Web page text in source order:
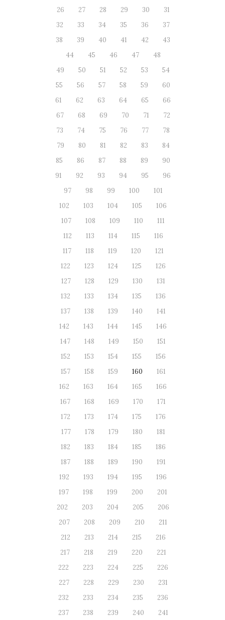
26
27 28 29 30
31
32
33 34 35 36
37
38
39 40 41 42
43
44
45 46 47
48
49
50 51 52 53
54
55
56 57 58 59
60
61
62 63 64 65
66
67
68 69 70 71
72
73
74 75 76 77
78
79
80 81 82 83
84
85
86 87 88 89
90
91
92 93 94 95
96
97
98 99 100
101
102
103 104 105
106
107
108 109 110
111
112
113 114 115
116
117
118 119 120
121
122
123 124 125
126
127
128 129 130
131
132
133 134 135
136
137
138 139 140
141
142
143 144 145
146
147
148 149 150
151
152
153 154 155
156
157
158 159 160
161
162
163 164 165
166
167
168 169 170
171
172
173 174 175
176
177
178 179 180
181
182
183 184 185
186
187
188 189 190
191
192
193 194 195
196
197
198 199 200
201
202
203 204 205
206
207
208 209 210
211
212
213 214 215
216
217
218 219 220
221
222
223 224 225
226
227
228 229 230
231
232
233 234 235
236
237
238 239 240
241